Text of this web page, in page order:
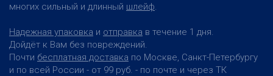
многих сильный и длинный шлейф
Надежная упаковка и отправка в течение 1 дня.
Дойдёт к Вам без повреждений.
Почти бесплатная доставка по Москве, Санкт-Петербургу
и по всей России - от 99 руб. - по почте и через ТК